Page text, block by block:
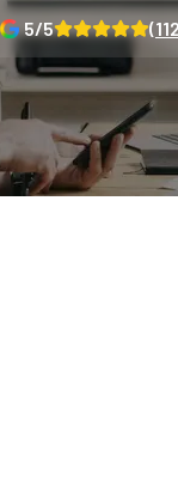
5/5 (112